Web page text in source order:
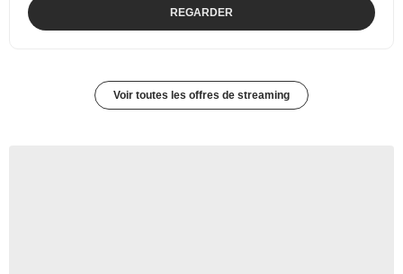
REGARDER
Voir toutes les offres de streaming